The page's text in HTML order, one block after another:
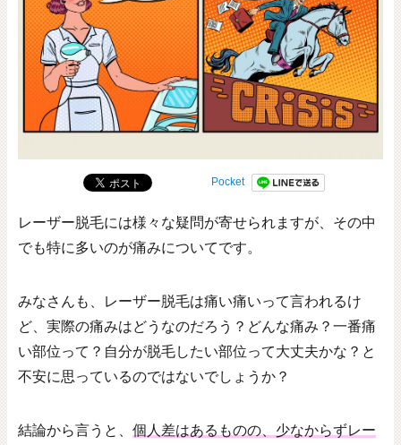
Pocket
レーザー脱毛には様々な疑問が寄せられますが、その中
でも特に多いのが痛みについてです。
みなさんも、レーザー脱毛は痛い痛いって言われるけ
ど、実際の痛みはどうなのだろう？どんな痛み？一番痛
い部位って？自分が脱毛したい部位って大丈夫かな？と
不安に思っているのではないでしょうか？
結論から言うと、 個人差はあるものの、少なからずレー